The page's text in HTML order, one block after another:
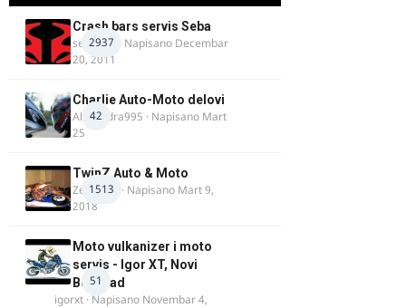
2937
Crash bars servis Seba
seba011 · Napisano Decembar
20, 2011
42
Charlie Auto-Moto delovi
Alexandra995 · Napisano Mart
25
1513
TwinZ Auto & Moto
Zeljkamp · Napisano Mart 9,
2018
51
Moto vulkanizer i moto
servis - Igor XT, Novi
Beograd
igorxt · Napisano Novembar 4,